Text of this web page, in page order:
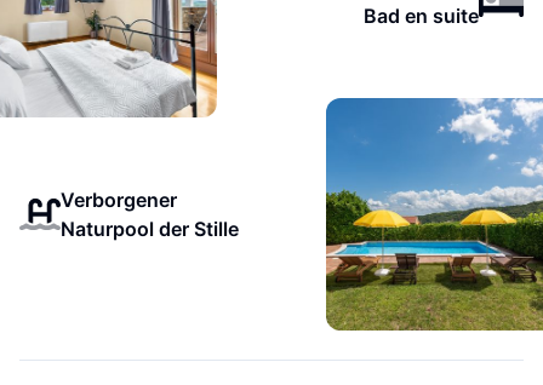
Bad en suite
Verborgener
Naturpool der Stille